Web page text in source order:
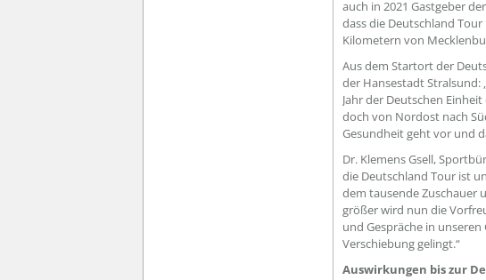
auch in 2021 Gastgeber
dass die Deutschland
Kilometern von
Aus dem Startort der
der Hansestadt Stralsund:
Jahr der Deutschen
doch von Nordost nach
Gesundheit geht vor und
Dr. Klemens Gsell,
die Deutschland Tour ist
dem tausende Zuschauer
größer wird nun die
und Gespräche in
Verschiebung gelingt.“
Auswirkungen bis zur